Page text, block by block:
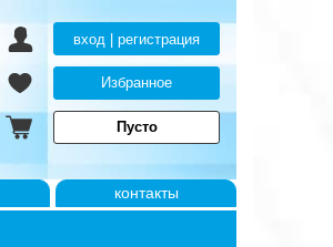
вход | регистрация
Избранное
Пусто
контакты